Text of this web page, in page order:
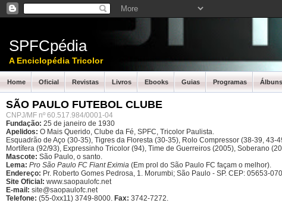
SPFCpédia
A Enciclopédia Tricolor
Home Oficial Revistas Livros Ebooks Guias Programas Álbuns
SÃO PAULO FUTEBOL CLUBE
CNPJ/MF nº 60.517.984/0001-04
Fundação: 25 de janeiro de 1930
Apelidos: O Mais Querido, Clube da Fé, SPFC, Tricolor Paulista.
Esquadrão de Aço (30-35), Tigres da Floresta (30-35), Rolo Compressor (38-39,
Mortífera (92/93), Expressinho Tricolor (94), Time de Guerreiros (2005), Soberano
Mascote: São Paulo, o santo.
Lema: Pro São Paulo FC Fiant Eximia (Em prol do São Paulo FC façam o melhor).
Endereço: Pr. Roberto Gomes Pedrosa, 1. Morumbi; São Paulo - SP. CEP: 05653-
Site Oficial: www.saopaulofc.net
E-mail: site@saopaulofc.net
Telefone: (55-0xx11) 3749-8000. Fax: 3742-7272.